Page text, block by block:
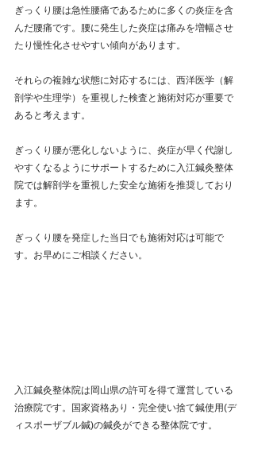
ぎっくり腰は急性腰痛であるために多くの炎症を含
んだ腰痛です。腰に発生した炎症は痛みを増幅させ
たり慢性化させやすい傾向があります。
それらの複雑な状態に対応するには、西洋医学（解
剖学や生理学）を重視した検査と施術対応が重要で
あると考えます。
ぎっくり腰が悪化しないように、炎症が早く代謝し
やすくなるようにサポートするために入江鍼灸整体
院では解剖学を重視した安全な施術を推奨しており
ます。
ぎっくり腰を発症した当日でも施術対応は可能で
す。お早めにご相談ください。
入江鍼灸整体院は岡山県の許可を得て運営している
治療院です。国家資格あり・完全使い捨て鍼使用(デ
ィスポーザブル鍼)の鍼灸ができる整体院です。